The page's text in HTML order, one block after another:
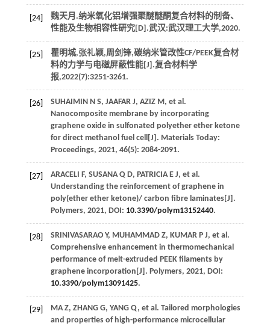
[24]
魏天月.纳米氧化铝增强聚醚醚酮复合材料的制备、
性能及生物相容性研究[D].武汉:武汉理工大学,2020.
[25]
瞿明城,张礼颖,周剑锋,碳纳米管改性CF/PEEK复合材
料的力学与电磁屏蔽性能[J].复合材料学
报,2022(7):3251-3261.
[26] SUHAIMIN N S, JAAFAR J, AZIZ M, et al.
Nanocomposite membrane by incorporating
graphene oxide in sulfonated polyether ether ketone
for direct methanol fuel cell[J]. Materials Today:
Proceedings, 2021, 46(5): 2084-2091.
[27] ARACELI F, SUSANA Q D, PATRICIA E J, et al.
Understanding the reinforcement of graphene in
poly(ether ether ketone)/ carbon fibre laminates[J].
Polymers, 2021, DOI: 10.3390/polym13152440.
[28] SRINIVASARAO Y, MUHAMMAD Z, KUMAR P J, et al.
Comprehensive enhancement in thermomechanical
performance of melt-extruded PEEK filaments by
graphene incorporation[J]. Polymers, 2021, DOI:
10.3390/polym13091425.
[29] MA Z, ZHANG G, YANG Q, et al. Tailored morphologies
and properties of high-performance microcellular